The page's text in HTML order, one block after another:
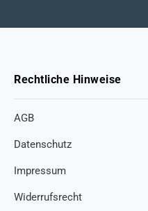
Rechtliche Hinweise
AGB
Datenschutz
Impressum
Widerrufsrecht